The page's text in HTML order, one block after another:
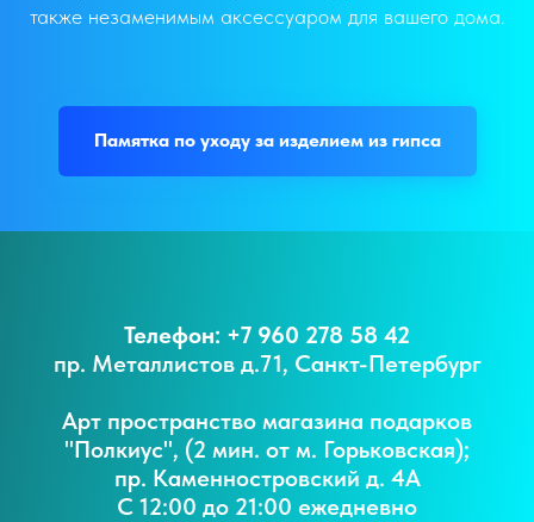
также незаменимым аксессуаром для вашего дома.
Памятка по уходу за изделием из гипса
Телефон: +7 960 278 58 42
пр. Металлистов д.71, Санкт-Петербург
Арт пространство магазина подарков
"Полкиус", (2 мин. от м. Горьковская);
пр. Каменностровский д. 4А
С 12:00 до 21:00 ежедневно